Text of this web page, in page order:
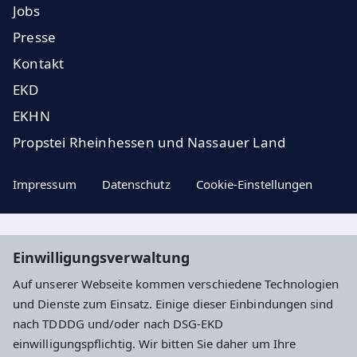
Einwilligungsverwaltung
Auf unserer Webseite kommen verschiedene Technologien
und Dienste zum Einsatz. Einige dieser Einbindungen sind
nach TDDDG und/oder nach DSG-EKD
einwilligungspflichtig. Wir bitten Sie daher um Ihre
Jobs
Presse
Kontakt
EKD
EKHN
Propstei Rheinhessen und Nassauer Land
Impressum Datenschutz Cookie-Einstellungen
Aktuelle Nachrichten, geistige Impulse und
Veranstaltungstipps ...
Newsletter entdecken